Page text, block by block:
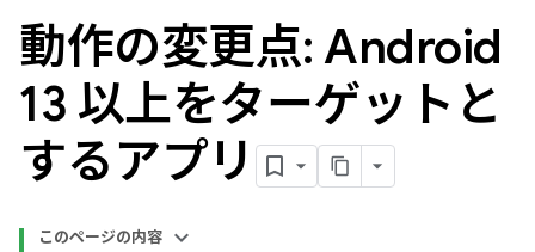
動作の変更点: Android
13 以上をターゲットと
するアプリ
このページの内容